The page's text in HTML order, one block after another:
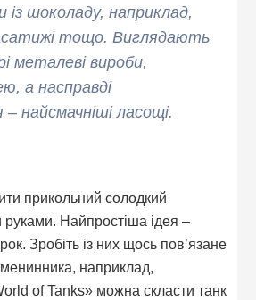
із шоколаду, наприклад,
тощо. Виглядають
металеві вироби,
а насправді
найсмачніші ласощі.
прикольний солодкий
руками. Найпростіша ідея –
Зробіть із них щось пов’язане
наприклад,
of Tanks» можна скласти танк